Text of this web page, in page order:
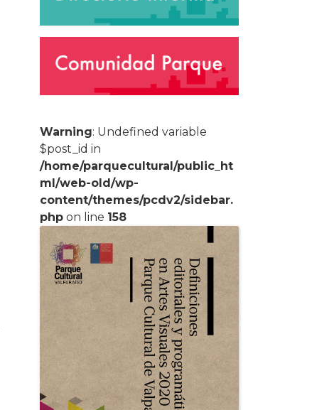
Warning: Undefined variable
$post_id in
/home/parquecultural/public_ht
ml/web-old/wp-
content/themes/pcdv2/sidebar.
php on line 158